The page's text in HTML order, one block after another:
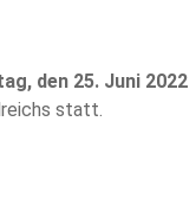
den 25. Juni 2022
statt.